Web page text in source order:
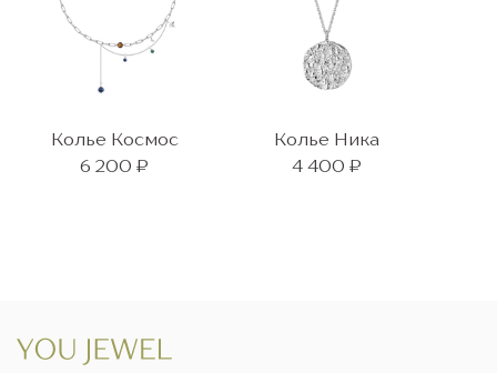
Колье Космос
6 200 ₽
Колье Ника
4 400 ₽